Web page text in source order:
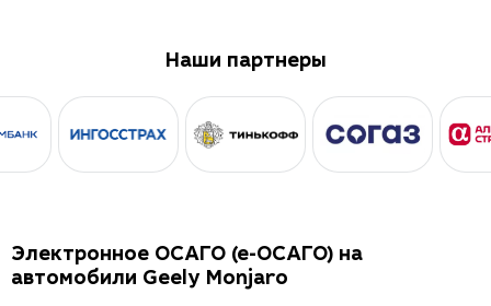
Наши партнеры
Электронное ОСАГО (е-ОСАГО) на
автомобили Geely Monjaro